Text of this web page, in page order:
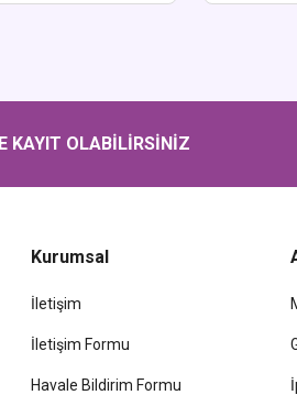
KAYIT OLABİLİRSİNİZ
Kurumsal
İletişim
İletişim Formu
Havale Bildirim Formu